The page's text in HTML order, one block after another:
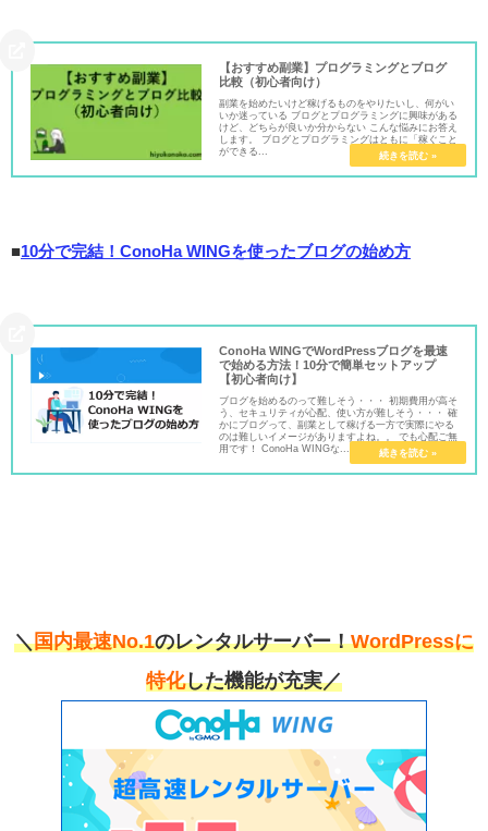
【おすすめ副業】プログラミングとブログ
比較（初心者向け）
副業を始めたいけど稼げるものをやりたいし、何がい
いか迷っている ブログとプログラミングに興味がある
けど、どちらが良いか分からない こんな悩みにお答え
します。 ブログとプログラミングはともに「稼ぐこと
ができる...
■10分で完結！ConoHa WINGを使ったブログの始め方
ConoHa WINGでWordPressブログを最速
で始める方法！10分で簡単セットアップ
【初心者向け】
ブログを始めるのって難しそう・・・ 初期費用が高そ
う、セキュリティが心配、使い方が難しそう・・・ 確
かにブログって、副業として稼げる一方で実際にやる
のは難しいイメージがありますよね。。 でも心配ご無
用です！ ConoHa WINGな...
＼国内最速No.1のレンタルサーバー！WordPressに
特化した機能が充実／